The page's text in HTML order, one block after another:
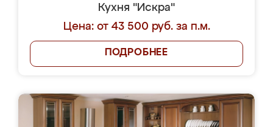
Кухня "Искра"
Цена: от 43 500 руб. за п.м.
ПОДРОБНЕЕ